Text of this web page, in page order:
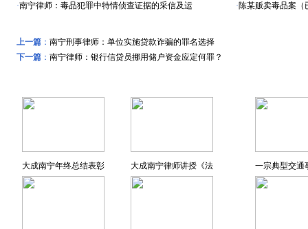
·南宁律师：毒品犯罪中特情侦查证据的采信及运 ·陈某贩卖毒品案（
上一篇： 南宁刑事律师：单位实施贷款诈骗的罪名选择
下一篇： 南宁律师：银行信贷员挪用储户资金应定何罪？
大成南宁年终总结表彰 大成南宁律师讲授《法 一宗典型交通